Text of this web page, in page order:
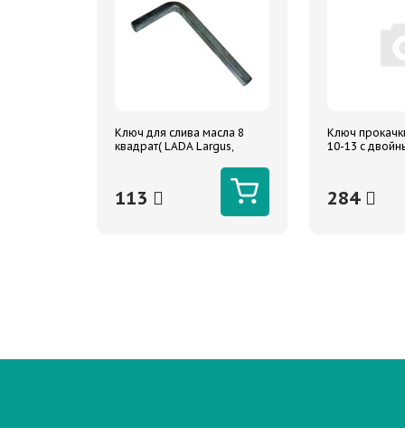
Ключ для слива масла 8
квадрат( LADA Largus,
113
Ключ
10-13 с
284